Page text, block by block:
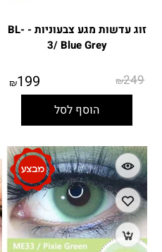
זוג עדשות מגע צבעוניות - BL-
3/ Blue Grey
₪249
₪199
הוסף לסל